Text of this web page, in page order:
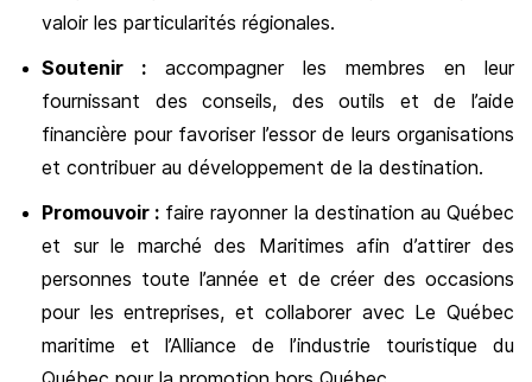
valoir les particularités régionales.
Soutenir : accompagner les membres en leur
fournissant des conseils, des outils et de l’aide
financière pour favoriser l’essor de leurs organisations
et contribuer au développement de la destination.
Promouvoir : faire rayonner la destination au Québec
et sur le marché des Maritimes afin d’attirer des
personnes toute l’année et de créer des occasions
pour les entreprises, et collaborer avec Le Québec
maritime et l’Alliance de l’industrie touristique du